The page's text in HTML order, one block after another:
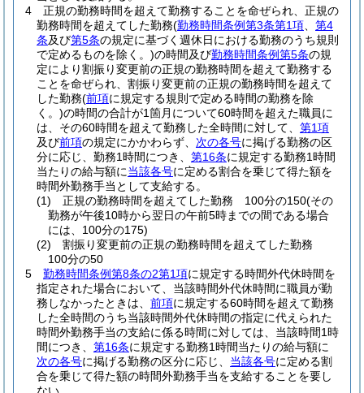
4
正規の勤務時間を超えて勤務することを命ぜられ、正規の
勤務時間を超えてした勤務(勤務時間条例第3条第1項
第4
条及び第5条の規定に基づく週休日における勤務のうち規則
で定めるものを除く。)の時間及び勤務時間条例第5条の規
定により割振り変更前の正規の勤務時間を超えて勤務する
ことを命ぜられ、割振り変更前の正規の勤務時間を超えて
した勤務(前項に規定する規則で定める時間の勤務を除
く。)の時間の合計が1箇月について60時間を超えた職員に
は、その60時間を超えて勤務した全時間に対して、 第1項
及び前項の規定にかかわらず、 次の各号に掲げる勤務の区
分に応じ、勤務1時間につき、 第16条に規定する勤務1時間
当たりの給与額に当該各号に定める割合を乗じて得た額を
時間外勤務手当として支給する。
(1)
正規の勤務時間を超えてした勤務 100分の150(その
勤務が午後10時から翌日の午前5時までの間である場合
には、100分の175)
(2)
割振り変更前の正規の勤務時間を超えてした勤務
100分の50
5
勤務時間条例第8条の2第1項に規定する時間外代休時間を
指定された場合において、当該時間外代休時間に職員が勤
務しなかったときは、 前項に規定する60時間を超えて勤務
した全時間のうち当該時間外代休時間の指定に代えられた
時間外勤務手当の支給に係る時間に対しては、当該時間1時
間につき、 第16条に規定する勤務1時間当たりの給与額に
次の各号に掲げる勤務の区分に応じ、 当該各号に定める割
合を乗じて得た額の時間外勤務手当を支給することを要し